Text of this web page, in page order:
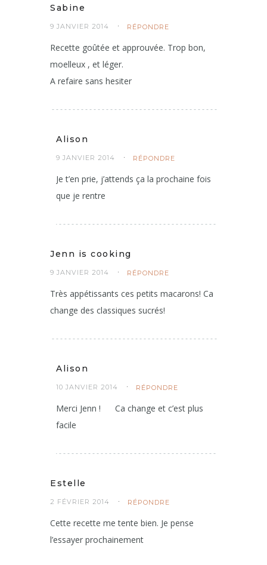
Sabine
9 JANVIER 2014 RÉPONDRE
Recette goûtée et approuvée. Trop bon,
moelleux , et léger.
A refaire sans hesiter
Alison
9 JANVIER 2014 RÉPONDRE
Je t’en prie, j’attends ça la prochaine fois
que je rentre
Jenn is cooking
9 JANVIER 2014 RÉPONDRE
Très appétissants ces petits macarons! Ca
change des classiques sucrés!
Alison
10 JANVIER 2014 RÉPONDRE
Merci Jenn !
Ca change et c’est plus
facile
Estelle
2 FÉVRIER 2014 RÉPONDRE
Cette recette me tente bien. Je pense
l’essayer prochainement